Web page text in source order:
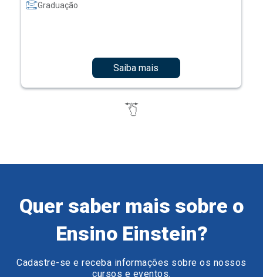
Graduação
Saiba mais
Quer saber mais sobre o
Ensino Einstein?
Cadastre-se e receba informações sobre os nossos
cursos e eventos.